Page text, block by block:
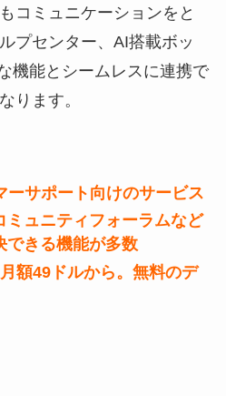
コミュニケーションをと
プセンター、AI搭載ボッ
機能とシームレスに連携で
ります。
サポート向けのサービス
ミュニティフォーラムなど
できる機能が多数
額49ドルから。無料のデ